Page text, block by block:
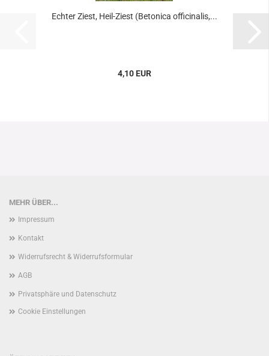
Echter Ziest, Heil-Ziest (Betonica officinalis,...
4,10 EUR
MEHR ÜBER...
Impressum
Kontakt
Widerrufsrecht & Widerrufsformular
AGB
Privatsphäre und Datenschutz
Cookie Einstellungen